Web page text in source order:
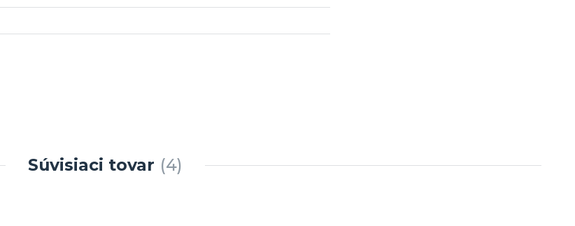
Súvisiaci tovar 4